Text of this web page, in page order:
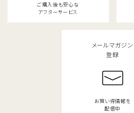
ご購入後も安心な
アフターサービス
メールマガジン
登録
お買い得情報を
配信中